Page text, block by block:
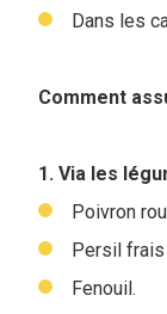
Dans les
Comment
1. Via les
Poivron
Persil
Fenouil.